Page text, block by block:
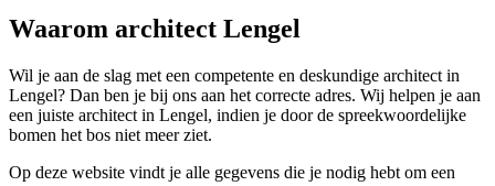
Waarom architect Lengel
Wil je aan de slag met een competente en deskundige architect in
Lengel? Dan ben je bij ons aan het correcte adres. Wij helpen je aan
een juiste architect in Lengel, indien je door de spreekwoordelijke
bomen het bos niet meer ziet.
Op deze website vindt je alle gegevens die je nodig hebt om een